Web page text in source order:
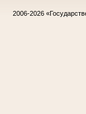
2006-2026